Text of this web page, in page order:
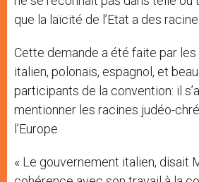
que la laïcité de l’Etat a des
Cette demande a été faite par
italien, polonais, espagnol, et
participants de la convention: il
mentionner les racines judéo-
l’Europe.
« Le gouvernement italien, disait